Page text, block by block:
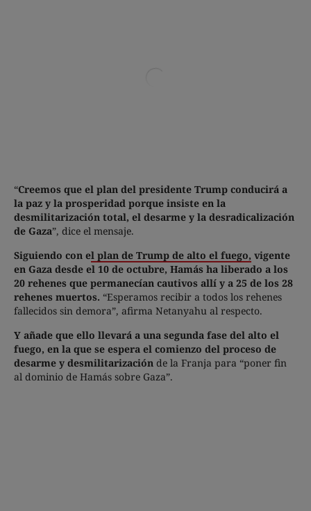
“Creemos que el plan del presidente Trump conducirá a
la paz y la prosperidad porque insiste en la
desmilitarización total, el desarme y la desradicalización
de Gaza”, dice el mensaje.
Siguiendo con el plan de Trump de alto el fuego, vigente
en Gaza desde el 10 de octubre, Hamás ha liberado a los
20 rehenes que permanecían cautivos allí y a 25 de los 28
rehenes muertos. “Esperamos recibir a todos los rehenes
fallecidos sin demora”, afirma Netanyahu al respecto.
Y añade que ello llevará a una segunda fase del alto el
fuego, en la que se espera el comienzo del proceso de
desarme y desmilitarización de la Franja para “poner fin
al dominio de Hamás sobre Gaza”.